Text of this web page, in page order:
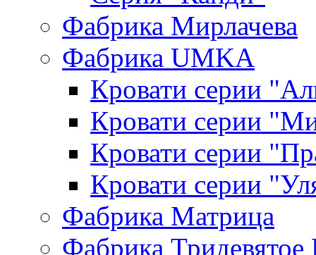
Фабрика Мирлачева
Фабрика UMKA
Кровати серии
Кровати серии
Кровати серии
Кровати серии
Фабрика Матрица
Фабрика Тридевятое